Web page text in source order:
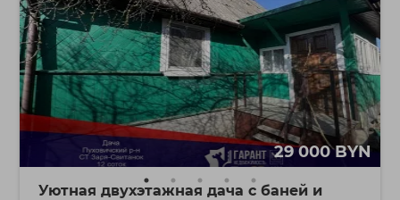
29 000 BYN
Уютная двухэтажная дача с баней и